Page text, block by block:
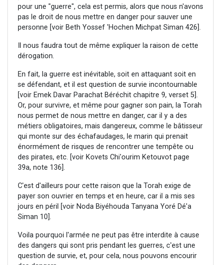
pour une "guerre", cela est permis, alors que nous n'avons
pas le droit de nous mettre en danger pour sauver une
personne [voir Beth Yossef 'Hochen Michpat Siman 426].
Il nous faudra tout de même expliquer la raison de cette
dérogation.
En fait, la guerre est inévitable, soit en attaquant soit en
se défendant, et il est question de survie incontournable
[voir Emek Davar Parachat Béréchit chapitre 9, verset 5].
Or, pour survivre, et même pour gagner son pain, la Torah
nous permet de nous mettre en danger, car il y a des
métiers obligatoires, mais dangereux, comme le bâtisseur
qui monte sur des échafaudages, le marin qui prenait
énormément de risques de rencontrer une tempête ou
des pirates, etc. [voir Kovets Chi'ourim Ketouvot page
39a, note 136].
C'est d'ailleurs pour cette raison que la Torah exige de
payer son ouvrier en temps et en heure, car il a mis ses
jours en péril [voir Noda Biyéhouda Tanyana Yoré Dé'a
Siman 10].
Voila pourquoi l'armée ne peut pas être interdite à cause
des dangers qui sont pris pendant les guerres, c'est une
question de survie, et, pour cela, nous pouvons encourir